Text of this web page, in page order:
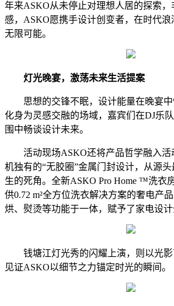
年来ASKO从未停止对理想人居的探索，
感，ASKO愿携手设计创变者，在时代
无限可能。
灯光晚宴，激荡未来生活提案
思想的交锋不眠，设计能量在晚宴中
化身为灵感交融的场域，嘉宾们在DJ乐
围中畅谈设计未来。
活动现场ASKO还将产品哲学融入活
机独有的“无胶圈”金属门封设计，从源
生的死角。全新ASKO Pro Home ™洗衣
供0.72 m²全方位洗衣解决方案的奢电产
烘、熨烫等功能于一体，赋予了家电设计
钱塘江灯光秀的闪耀上演，则以光影
见证ASKO以细节之力锚定时光的瞬间。